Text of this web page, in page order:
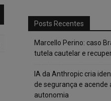
Posts Recentes
Marcello Perino: caso
tutela cautelar e
IA da Anthropic cria
de segurança e acende
autonomia